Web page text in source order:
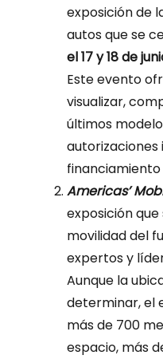
exposición de
autos que se
el 17 y 18 de
Este evento
visualizar,
últimos
autorizaciones
Americas’
exposición
movilidad del
expertos y
Aunque la
determinar, el
más de 700
espacio, más